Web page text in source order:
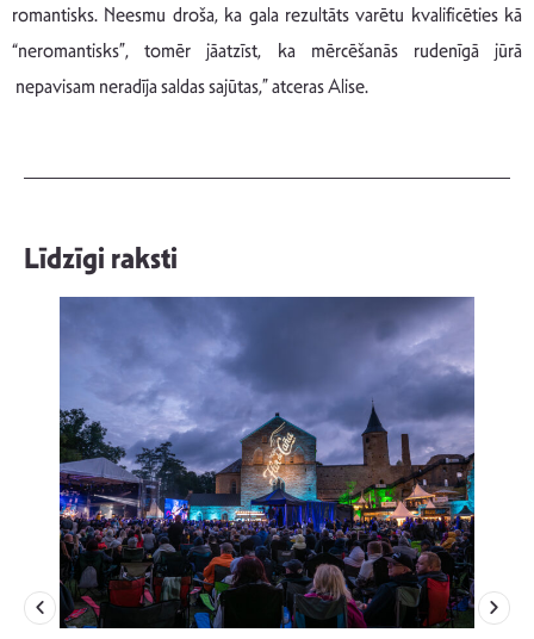
romantisks. Neesmu droša, ka gala rezultāts varētu kvalificēties kā
“neromantisks”, tomēr jāatzīst, ka mērcēšanās rudenīgā jūrā
nepavisam neradīja saldas sajūtas,” atceras Alise.
Līdzīgi raksti